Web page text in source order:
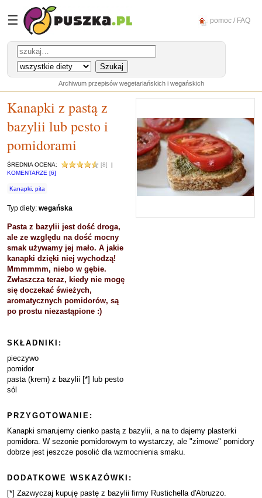
☰ pomoc / FAQ
Archiwum przepisów wegetariańskich i wegańskich
Kanapki z pastą z
bazylii lub pesto i
pomidorami
ŚREDNIA OCENA: [8]
|
KOMENTARZE [6]
Kanapki, pita
Typ diety: wegańska
Pasta z bazylii jest dość droga,
ale ze względu na dość mocny
smak używamy jej mało. A jakie
kanapki dzięki niej wychodzą!
Mmmmmm, niebo w gębie.
Zwłaszcza teraz, kiedy nie mogę
się doczekać świeżych,
aromatycznych pomidorów, są
po prostu niezastąpione :)
SKŁADNIKI:
pieczywo
pomidor
pasta (krem) z bazylii [*] lub pesto
sól
PRZYGOTOWANIE:
Kanapki smarujemy cienko pastą z bazylii, a na to dajemy plasterki
pomidora. W sezonie pomidorowym to wystarczy, ale "zimowe" pomidory
dobrze jest jeszcze posolić dla wzmocnienia smaku.
DODATKOWE WSKAZÓWKI:
[*] Zazwyczaj kupuję pastę z bazylii firmy Rustichella d'Abruzzo.